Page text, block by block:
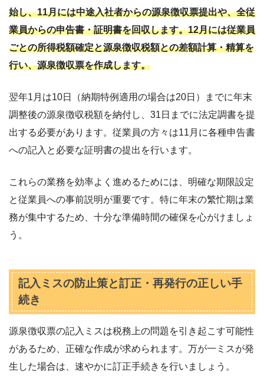
始し、11月には中途入社者からの源泉徴収票提出や、全従
業員からの申告書・証明書を回収します。12月には従業員
ごとの所得税額確定と源泉徴収税額との差額計算・精算を
行い、源泉徴収票を作成します。
翌年1月は10日（納期特例適用の場合は20日）までに年末
調整後の源泉徴収税額を納付し、31日までに法定調書を提
出する必要があります。従業員の方々は11月に各種申告書
への記入と必要な証明書の提出を行います。
これらの業務を効率よく進めるためには、明確な期限設定
と従業員への事前説明が重要です。特に年末の繁忙期は業
務が集中するため、十分な準備時間の確保を心がけましょ
う。
記入ミスの防止策と訂正・再発行の正しい手
続き
源泉徴収票の記入ミスは税務上の問題を引き起こす可能性
があるため、正確な作成が求められます。万が一ミスが発
生した場合は、速やかに訂正手続きを行いましょう。